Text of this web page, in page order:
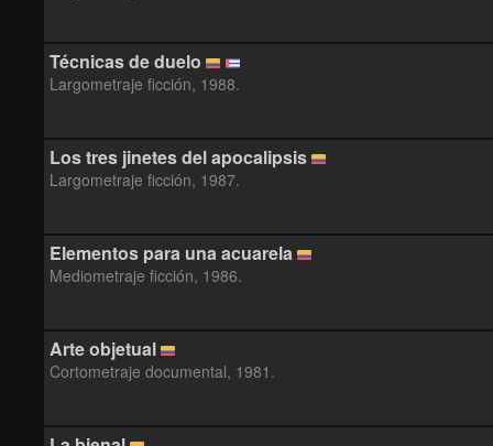
Técnicas de duelo
Largometraje ficción, 1988.
Los tres jinetes del apocalipsis
Largometraje ficción, 1987.
Elementos para una acuarela
Mediometraje ficción, 1986.
Arte objetual
Cortometraje documental, 1981.